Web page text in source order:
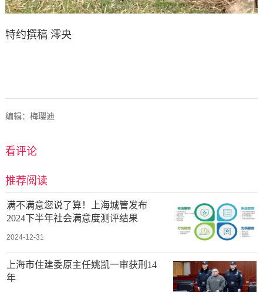
特约撰稿 澪央
编辑：梅璎迪
看评论
推荐阅读
满不满意您说了算！上海城管发布
2024下半年社会满意度测评结果
2024-12-31
上海市住建委原主任姚凯一审获刑14
年